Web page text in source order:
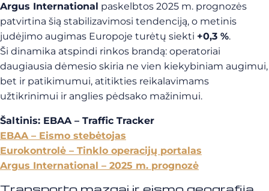
Argus International paskelbtos 2025 m. prognozės
patvirtina šią stabilizavimosi tendenciją, o metinis
judėjimo augimas Europoje turėtų siekti +0,3 %.
Ši dinamika atspindi rinkos brandą: operatoriai
daugiausia dėmesio skiria ne vien kiekybiniam augimui,
bet ir patikimumui, atitikties reikalavimams
užtikrinimui ir anglies pėdsako mažinimui.
Šaltinis: EBAA – Traffic Tracker
EBAA – Eismo stebėtojas
Eurokontrolė – Tinklo operacijų portalas
Argus International – 2025 m. prognozė